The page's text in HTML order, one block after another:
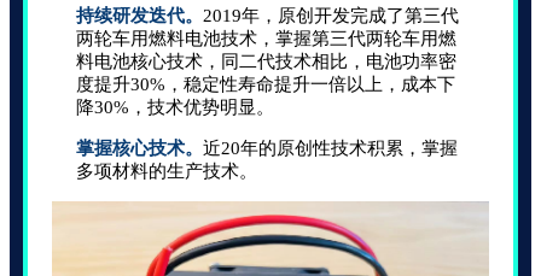
持续研发迭代。 2019年，原创开发完成了第三代
两轮车用燃料电池技术，掌握第三代两轮车用燃
料电池核心技术，同二代技术相比，电池功率密
度提升30%，稳定性寿命提升一倍以上，成本下
降30%，技术优势明显。
掌握核心技术。 近20年的原创性技术积累，掌握
多项材料的生产技术。